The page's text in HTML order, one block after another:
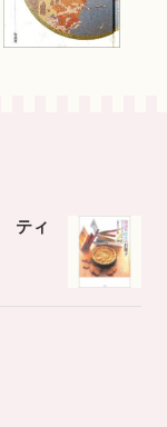
ティ